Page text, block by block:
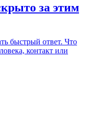
за этим
быстрый ответ. Что
контакт или